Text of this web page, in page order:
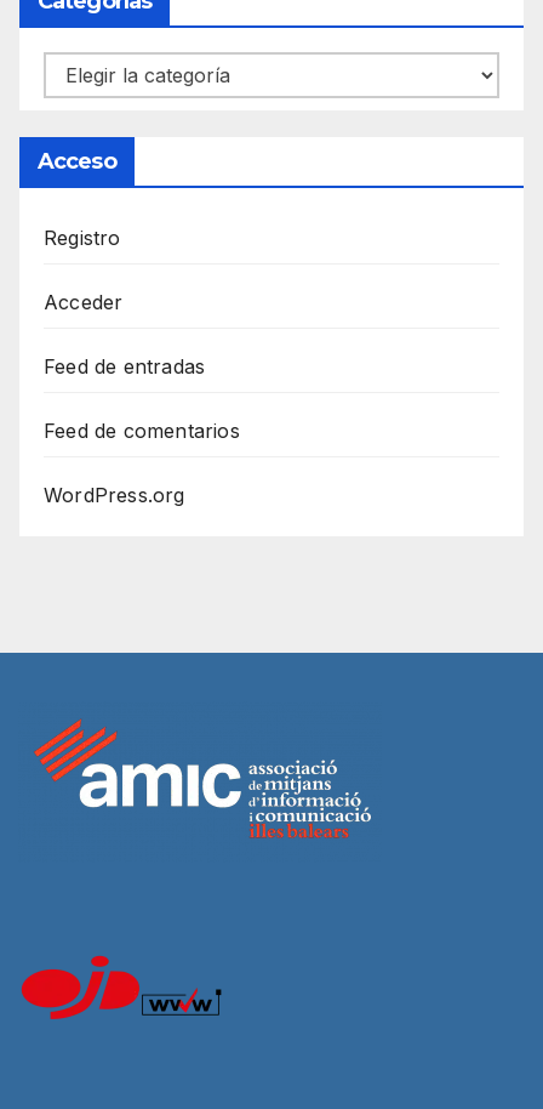
Categorías
Acceso
Registro
Acceder
Feed de entradas
Feed de comentarios
WordPress.org